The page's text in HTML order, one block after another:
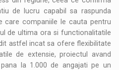
de lucru capabil sa raspunda
care companiile le cauta pentru
de ultima ora si functionalitatile
astfel incat sa ofere flexibilitate
de extensie, proiectul avand
la 1.000 de angajati pe un